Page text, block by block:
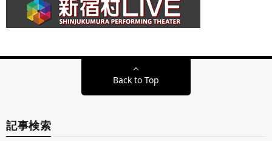
Back to Top
記事検索